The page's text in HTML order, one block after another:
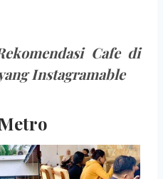
Cafe di
Instagramable